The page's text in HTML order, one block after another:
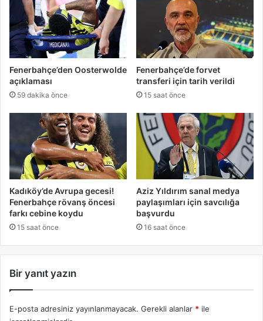
Fenerbahçe’den Oosterwolde
açıklaması
59 dakika önce
Fenerbahçe’de forvet
transferi için tarih verildi
15 saat önce
Kadıköy’de Avrupa gecesi!
Fenerbahçe rövanş öncesi
farkı cebine koydu
15 saat önce
Aziz Yıldırım sanal medya
paylaşımları için savcılığa
başvurdu
16 saat önce
Bir yanıt yazın
E-posta adresiniz yayınlanmayacak. Gerekli alanlar * ile